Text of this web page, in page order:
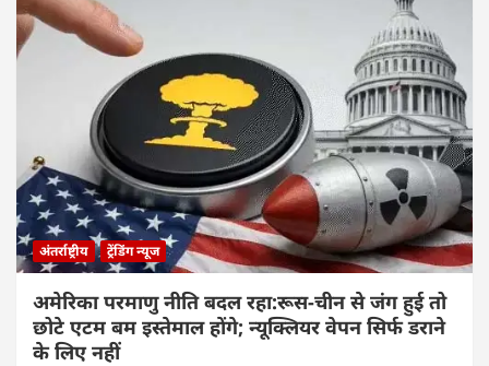
अंतर्राष्ट्रीय ट्रेंडिंग न्यूज
अमेरिका परमाणु नीति बदल रहा:रूस-चीन से जंग हुई तो
छोटे एटम बम इस्तेमाल होंगे; न्यूक्लियर वेपन सिर्फ डराने
के लिए नहीं